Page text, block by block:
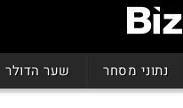
נתוני מסחר שער הדולר